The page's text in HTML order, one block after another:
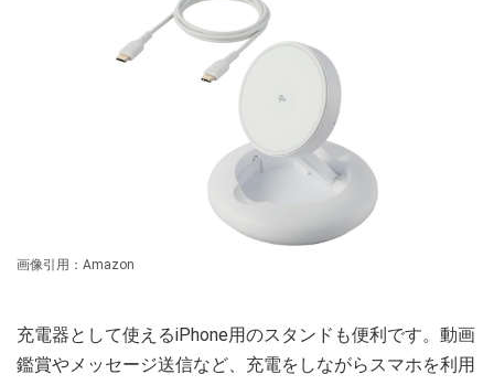
画像引用：Amazon
充電器として使えるiPhone用のスタンドも便利です。動画
鑑賞やメッセージ送信など、充電をしながらスマホを利用